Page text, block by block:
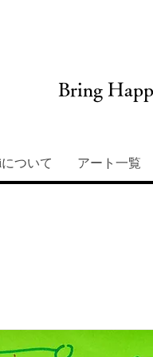
Bring
について アート一覧